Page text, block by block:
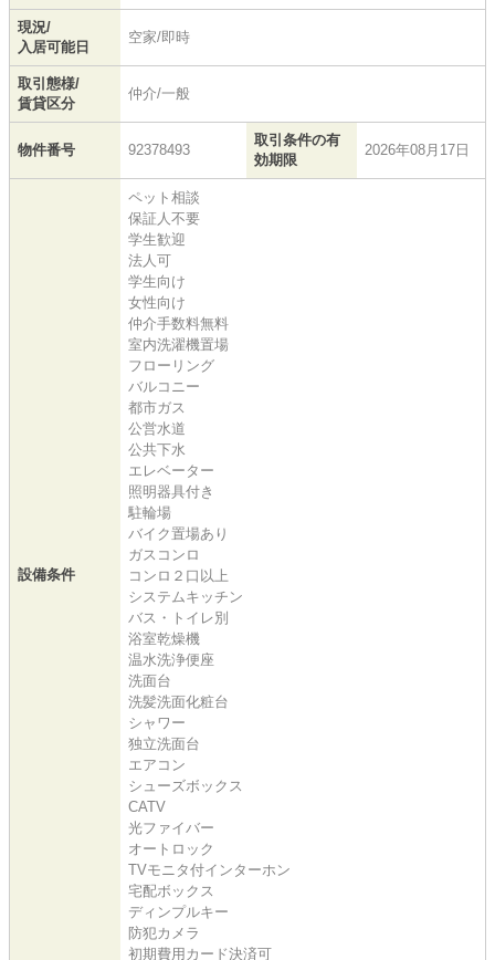
現況/
入居可能日
空家/即時
取引態様/
賃貸区分
仲介/一般
物件番号 92378493
取引条件の有
効期限
2026年08月17日
設備条件
ペット相談
保証人不要
学生歓迎
法人可
学生向け
女性向け
仲介手数料無料
室内洗濯機置場
フローリング
バルコニー
都市ガス
公営水道
公共下水
エレベーター
照明器具付き
駐輪場
バイク置場あり
ガスコンロ
コンロ２口以上
システムキッチン
バス・トイレ別
浴室乾燥機
温水洗浄便座
洗面台
洗髪洗面化粧台
シャワー
独立洗面台
エアコン
シューズボックス
CATV
光ファイバー
オートロック
TVモニタ付インターホン
宅配ボックス
ディンプルキー
防犯カメラ
初期費用カード決済可